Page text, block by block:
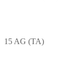
15 AG (TA)